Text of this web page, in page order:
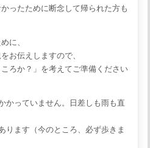
ったために断念して帰られた方も
に、
お伝えしますので、
ろか？」を考えてご準備ください
かっていません。日差しも雨も直
ります（今のところ、必ず歩きま